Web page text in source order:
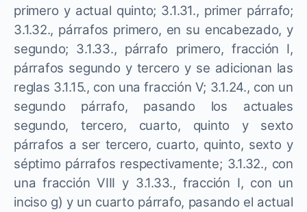
primero y actual quinto; 3.1.31., primer párrafo;
3.1.32., párrafos primero, en su encabezado, y
segundo; 3.1.33., párrafo primero, fracción I,
párrafos segundo y tercero y se adicionan las
reglas 3.1.15., con una fracción V; 3.1.24., con un
segundo párrafo, pasando los actuales
segundo, tercero, cuarto, quinto y sexto
párrafos a ser tercero, cuarto, quinto, sexto y
séptimo párrafos respectivamente; 3.1.32., con
una fracción VIII y 3.1.33., fracción I, con un
inciso g) y un cuarto párrafo, pasando el actual